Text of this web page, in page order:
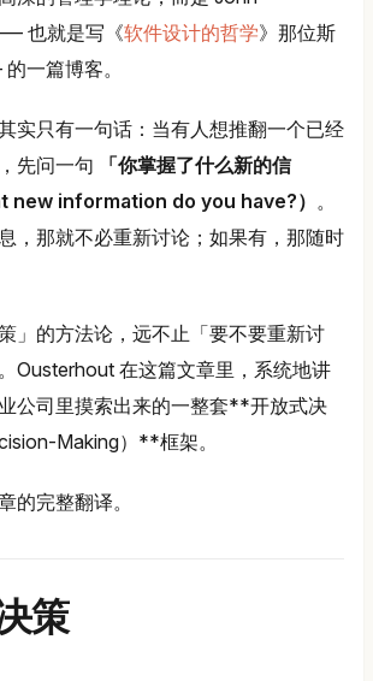
也就是写《软件设计的哲学》那位斯
一篇博客。
实只有一句话：当有人想推翻一个已经
先问一句
「你掌握了什么新的信
new information do you have?） 。
，那就不必重新讨论；如果有，那随时
」的方法论，远不止「要不要重新讨
Ousterhout 在这篇文章里，系统地讲
公司里摸索出来的一整套**开放式决
Making）**框架。
的完整翻译。
策